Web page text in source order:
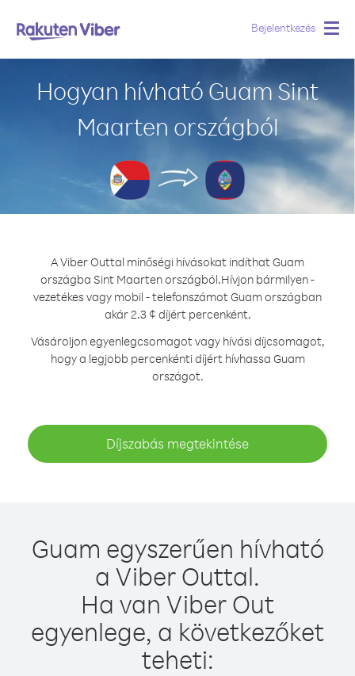
Bejelentkezés
Hogyan hívható Guam Sint
Maarten országból
A Viber Outtal minőségi hívásokat indíthat Guam
országba Sint Maarten országból.Hívjon bármilyen -
vezetékes vagy mobil - telefonszámot Guam országban
akár 2.3 ¢ díjért percenként.
Vásároljon egyenlegcsomagot vagy hívási díjcsomagot,
hogy a legjobb percenkénti díjért hívhassa Guam
országot.
Díjszabás megtekintése
Guam egyszerűen hívható
a Viber Outtal.
Ha van Viber Out
egyenlege, a következőket
teheti: